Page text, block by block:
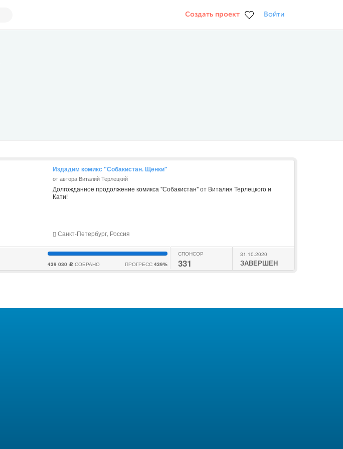
Создать проект Войти
Издадим комикс "Собакистан. Щенки"
от автора Виталий Терлецкий
Долгожданное продолжение комикса "Собакистан" от Виталия Терлецкого и
Кати!
Санкт-Петербург, Россия
439 030 c СОБРАНО ПРОГРЕСС 439%
СПОНСОР
331
31.10.2020
ЗАВЕРШЕН